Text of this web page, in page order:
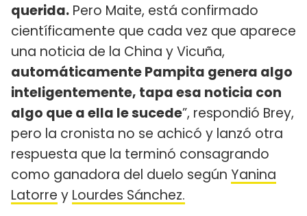
querida. Pero Maite, está confirmado
científicamente que cada vez que aparece
una noticia de la China y Vicuña,
automáticamente Pampita genera algo
inteligentemente, tapa esa noticia con
algo que a ella le sucede”, respondió Brey,
pero la cronista no se achicó y lanzó otra
respuesta que la terminó consagrando
como ganadora del duelo según Yanina
Latorre y Lourdes Sánchez.